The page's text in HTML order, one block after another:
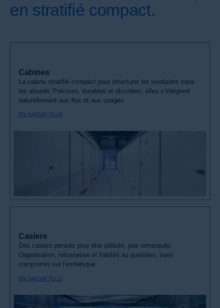
en stratifié compact.
Cabines
La cabine stratifié compact pour structurer les vestiaires sans
les alourdir. Précises, durables et discrètes, elles s’intègrent
naturellement aux flux et aux usages.
EN SAVOIR PLUS
Casiers
Des casiers pensés pour être utilisés, pas remarqués.
Organisation, robustesse et fiabilité au quotidien, sans
compromis sur l’esthétique.
EN SAVOIR PLUS